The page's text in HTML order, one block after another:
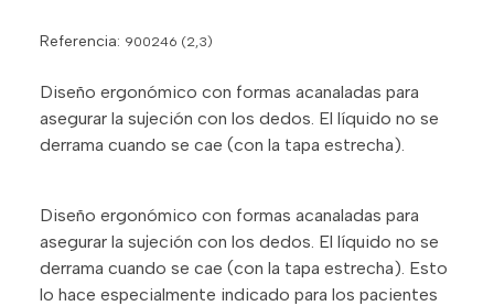
Referencia: 900246 (2,3)
Diseño ergonómico con formas acanaladas para
asegurar la sujeción con los dedos. El líquido no se
derrama cuando se cae (con la tapa estrecha).
Diseño ergonómico con formas acanaladas para
asegurar la sujeción con los dedos. El líquido no se
derrama cuando se cae (con la tapa estrecha). Esto
lo hace especialmente indicado para los pacientes